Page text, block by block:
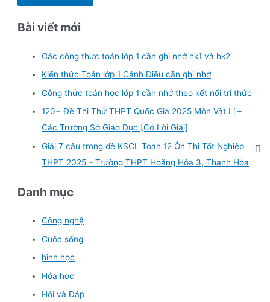
Bài viết mới
Các công thức toán lớp 1 cần ghi nhớ hk1 và hk2
Kiến thức Toán lớp 1 Cánh Diều cần ghi nhớ
Công thức toán học lớp 1 cần nhớ theo kết nối tri thức
120+ Đề Thi Thử THPT Quốc Gia 2025 Môn Vật Lí –
Các Trường Sở Giáo Dục [Có Lời Giải]
Giải 7 câu trong đề KSCL Toán 12 Ôn Thi Tốt Nghiệp
THPT 2025 – Trường THPT Hoằng Hóa 3, Thanh Hóa
Danh mục
Công nghệ
Cuộc sống
hình học
Hóa học
Hỏi và Đáp